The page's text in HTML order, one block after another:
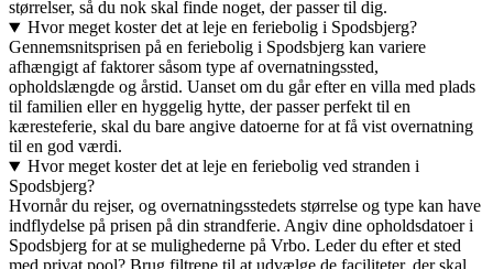
størrelser, så du nok skal finde noget, der passer til dig.
Hvor meget koster det at leje en feriebolig i Spodsbjerg?
Gennemsnitsprisen på en feriebolig i Spodsbjerg kan variere
afhængigt af faktorer såsom type af overnatningssted,
opholdslængde og årstid. Uanset om du går efter en villa med plads
til familien eller en hyggelig hytte, der passer perfekt til en
kæresteferie, skal du bare angive datoerne for at få vist overnatning
til en god værdi.
Hvor meget koster det at leje en feriebolig ved stranden i
Spodsbjerg?
Hvornår du rejser, og overnatningsstedets størrelse og type kan have
indflydelse på prisen på din strandferie. Angiv dine opholdsdatoer i
Spodsbjerg for at se mulighederne på Vrbo. Leder du efter et sted